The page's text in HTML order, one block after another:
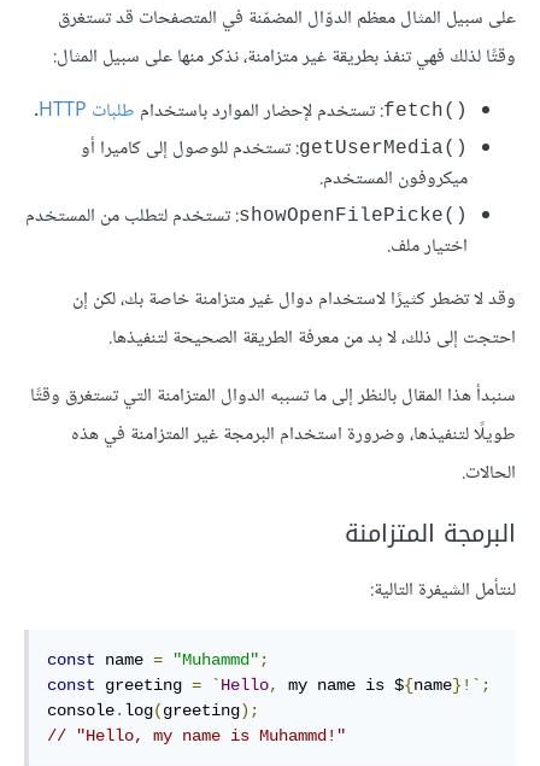
على سبيل المثال معظم الدوّال المضمّنة في المتصفحات قد تستغرق
وقتًا لذلك فهي تنفذ بطريقة غير متزامنة، نذكر منها على سبيل المثال:
()fetch : تستخدم لإحضار الموارد باستخدام طلبات HTTP .
()getUserMedia
: تستخدم للوصول إلى كاميرا أو
ميكروفون المستخدم.
()showOpenFilePicke
: تستخدم لتطلب من المستخدم
اختيار ملف.
وقد لا تضطر كثيرًا لاستخدام دوال غير متزامنة خاصة بك، لكن إن
احتجت إلى ذلك، لا بد من معرفة الطريقة الصحيحة لتنفيذها.
سنبدأ هذا المقال بالنظر إلى ما تسببه الدوال المتزامنة التي تستغرق وقتًا
طويلًا لتنفيذها، وضرورة استخدام البرمجة غير المتزامنة في هذه
الحالات.
البرمجة المتزامنة
لنتأمل الشيفرة التالية:
const name = "Muhammd" ;
const greeting = `Hello, my name is ${name}!`;
console. log(greeting);
// "Hello, my name is Muhammd!"